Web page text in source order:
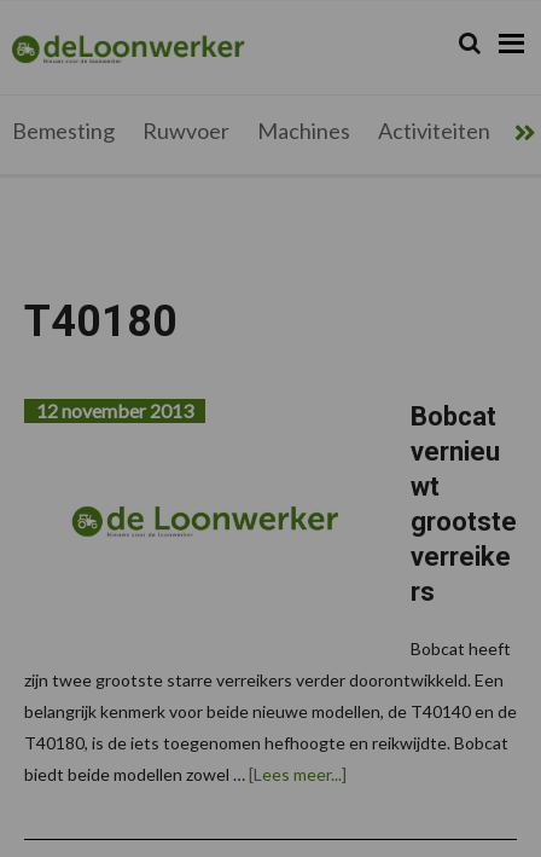
de
hoofdnavigatie
de
hoofd
de
eerste
de
voettekst
deloonwerker.be Zoeken...
Zoek
Bemesting Ruwvoer Machines Activiteiten
T40180
Bobcat
vernieu
wt
grootste
verreike
rs
12 november 2013
Bobcat heeft
zijn twee grootste starre verreikers verder doorontwikkeld. Een
belangrijk kenmerk voor beide nieuwe modellen, de T40140 en de
T40180, is de iets toegenomen hefhoogte en reikwijdte. Bobcat
biedt beide modellen zowel …[Lees meer...]